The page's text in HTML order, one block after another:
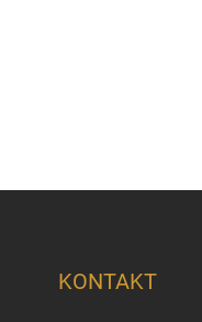
KONTAKT